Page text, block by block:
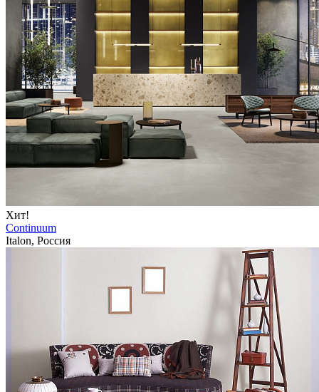
Хит!
Continuum
Italon, Россия